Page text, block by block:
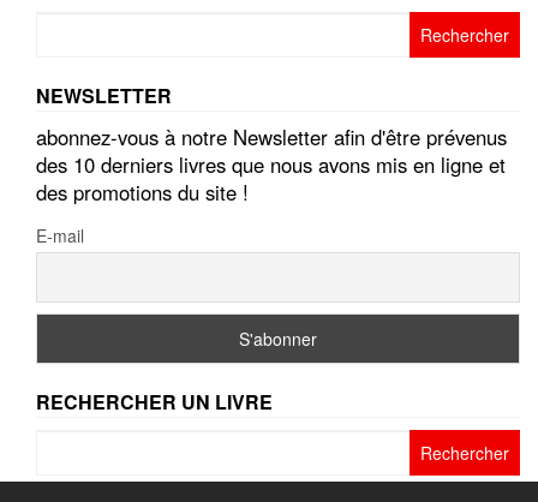
NEWSLETTER
abonnez-vous à notre Newsletter afin d'être prévenus
des 10 derniers livres que nous avons mis en ligne et
des promotions du site !
E-mail
RECHERCHER UN LIVRE